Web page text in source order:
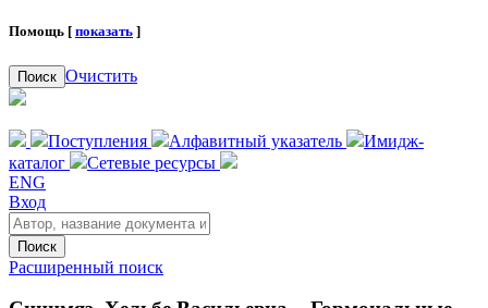
Помощь [ показать ]
Поиск Очистить
Поступления Алфавитный указатель
Имидж-
каталог
Сетевые ресурсы
ENG
Вход
Поиск
Расширенный поиск